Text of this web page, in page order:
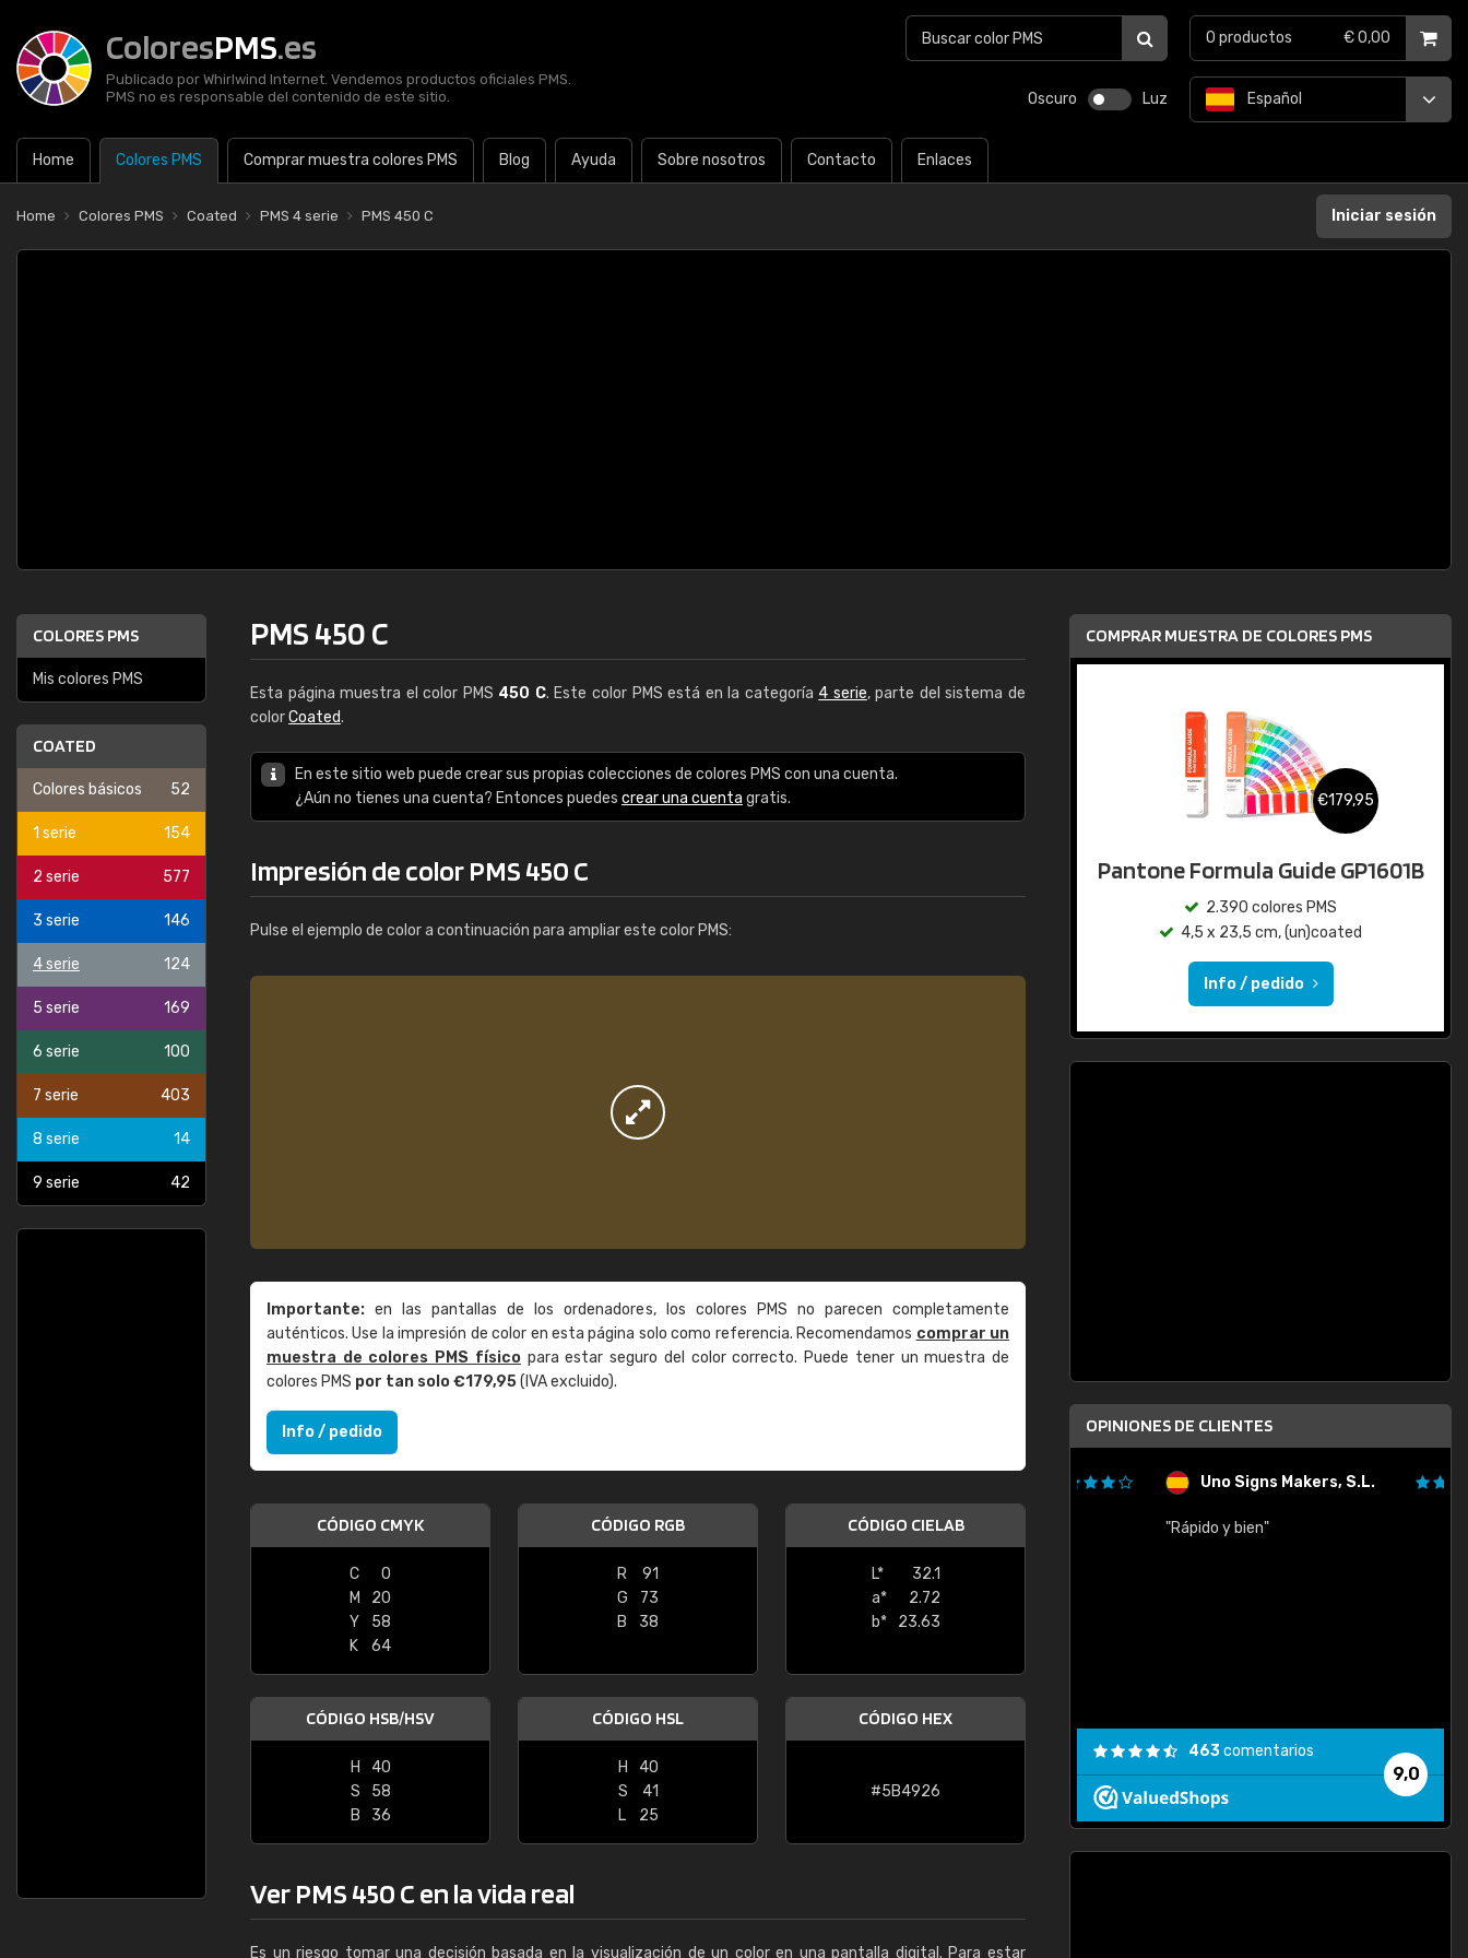
ColoresPMS.es
Publicado por Whirlwind Internet. Vendemos productos oficiales PMS.
PMS no es responsable del contenido de este sitio.
Oscuro Luz
Home Colores PMS Comprar muestra colores PMS Blog Ayuda Sobre nosotros Contacto Enlaces
Español
0 productos € 0,00
Home Colores PMS Coated PMS 4 serie PMS 450 C Iniciar sesión
COLORES PMS
Mis colores PMS
COATED
Colores básicos 52
1 serie 154
2 serie 577
3 serie 146
4 serie 124
5 serie 169
6 serie 100
7 serie 403
8 serie 14
9 serie 42
PMS 450 C
Esta página muestra el color PMS 450 C. Este color PMS está en la categoría 4 serie, parte del sistema de
colorCoated.
En este sitio web puede crear sus propias colecciones de colores PMS con una cuenta.
¿Aún no tienes una cuenta? Entonces puedes crear una cuenta gratis.
Impresión de color PMS 450 C
Pulse el ejemplo de color a continuación para ampliar este color PMS:
Importante: en las pantallas de los ordenadores, los colores PMS no parecen completamente
auténticos. Use la impresión de color en esta página solo como referencia. Recomendamos comprar un
muestra de colores PMS físicopara estar seguro del color correcto. Puede tener un muestra de
colores PMS por tan solo €179,95(IVA excluido).
Info / pedido
CÓDIGO CMYK
C
0
M
20
Y
58
K
64
CÓDIGO RGB
R
91
G
73
B
38
CÓDIGO CIELAB
L*
32.1
a*
2.72
b*
23.63
CÓDIGO HSB/HSV
H
40
S
58
B
36
CÓDIGO HSL
H
40
S
41
L
25
CÓDIGO HEX
#5B4926
Ver PMS 450 C en la vida real
Es un riesgo tomar una decisión basada en la visualización de un color en una pantalla digital. Para estar
COMPRAR MUESTRA DE COLORES PMS
€179,95
Pantone Formula Guide GP1601B
2.390 colores PMS
4,5 x 23,5 cm, (un)coated
Info / pedido
OPINIONES DE CLIENTES
"Buen servicio. No obstante No es fácil
encontrar/comprar lo que se busca"
Uno Signs Makers, S.L.
"Rápido y bien"
9,0
463comentarios